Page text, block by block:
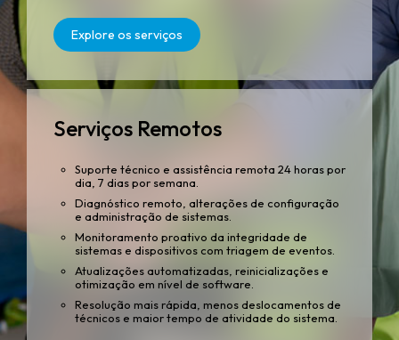
Explore os serviços
Serviços Remotos
Suporte técnico e assistência remota 24 horas por
dia, 7 dias por semana.
Diagnóstico remoto, alterações de configuração
e administração de sistemas.
Monitoramento proativo da integridade de
sistemas e dispositivos com triagem de eventos.
Atualizações automatizadas, reinicializações e
otimização em nível de software.
Resolução mais rápida, menos deslocamentos de
técnicos e maior tempo de atividade do sistema.